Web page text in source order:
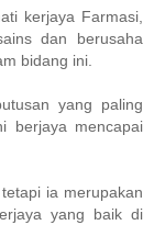
kerjaya Farmasi,
dan berusaha
bidang ini.
yang paling
berjaya mencapai
ia merupakan
yang baik di